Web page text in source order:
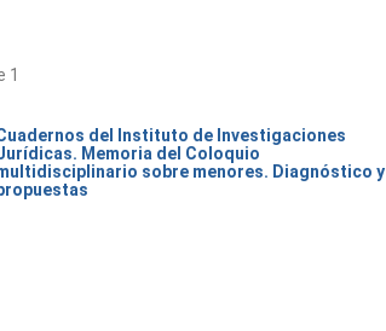
1
del Instituto de Investigaciones
Memoria del Coloquio
sobre menores. Diagnóstico y